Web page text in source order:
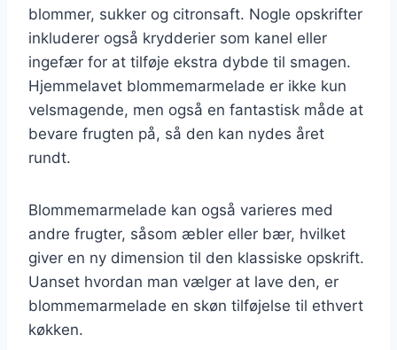
blommer, sukker og citronsaft. Nogle opskrifter
inkluderer også krydderier som kanel eller
ingefær for at tilføje ekstra dybde til smagen.
Hjemmelavet blommemarmelade er ikke kun
velsmagende, men også en fantastisk måde at
bevare frugten på, så den kan nydes året
rundt.
Blommemarmelade kan også varieres med
andre frugter, såsom æbler eller bær, hvilket
giver en ny dimension til den klassiske opskrift.
Uanset hvordan man vælger at lave den, er
blommemarmelade en skøn tilføjelse til ethvert
køkken.